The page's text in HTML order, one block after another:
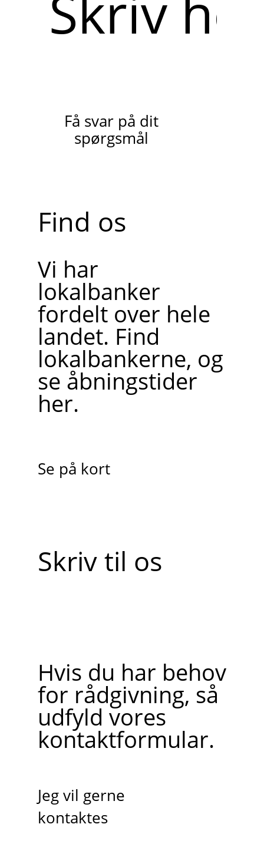
her
Få svar på dit
spørgsmål
Find os
Vi har
lokalbanker
fordelt over hele
landet. Find
lokalbankerne, og
se åbningstider
her.
Se på kort
Skriv til os
Hvis du har behov
for rådgivning, så
udfyld vores
kontaktformular.
Jeg vil gerne
kontaktes